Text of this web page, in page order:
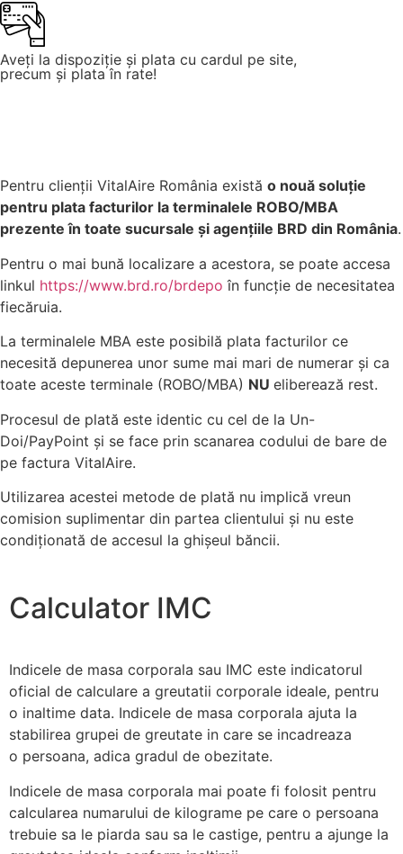
Aveți la dispoziție și plata cu cardul pe site,
precum și plata în rate!
Pentru clienții VitalAire România există o nouă soluție
pentru plata facturilor la terminalele ROBO/MBA
prezente în toate sucursale și agențiile BRD din România.
Pentru o mai bună localizare a acestora, se poate accesa
linkul https://www.brd.ro/brdepo în funcție de necesitatea
fiecăruia.
La terminalele MBA este posibilă plata facturilor ce
necesită depunerea unor sume mai mari de numerar și ca
toate aceste terminale (ROBO/MBA) NU eliberează rest.
Procesul de plată este identic cu cel de la Un-
Doi/PayPoint și se face prin scanarea codului de bare de
pe factura VitalAire.
Utilizarea acestei metode de plată nu implică vreun
comision suplimentar din partea clientului și nu este
condiționată de accesul la ghișeul băncii.
Calculator IMC
Indicele de masa corporala sau IMC este indicatorul
oficial de calculare a greutatii corporale ideale, pentru
o inaltime data. Indicele de masa corporala ajuta la
stabilirea grupei de greutate in care se incadreaza
o persoana, adica gradul de obezitate.
Indicele de masa corporala mai poate fi folosit pentru
calcularea numarului de kilograme pe care o persoana
trebuie sa le piarda sau sa le castige, pentru a ajunge la